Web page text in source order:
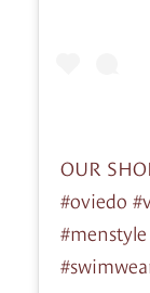
OUR
#oviedo